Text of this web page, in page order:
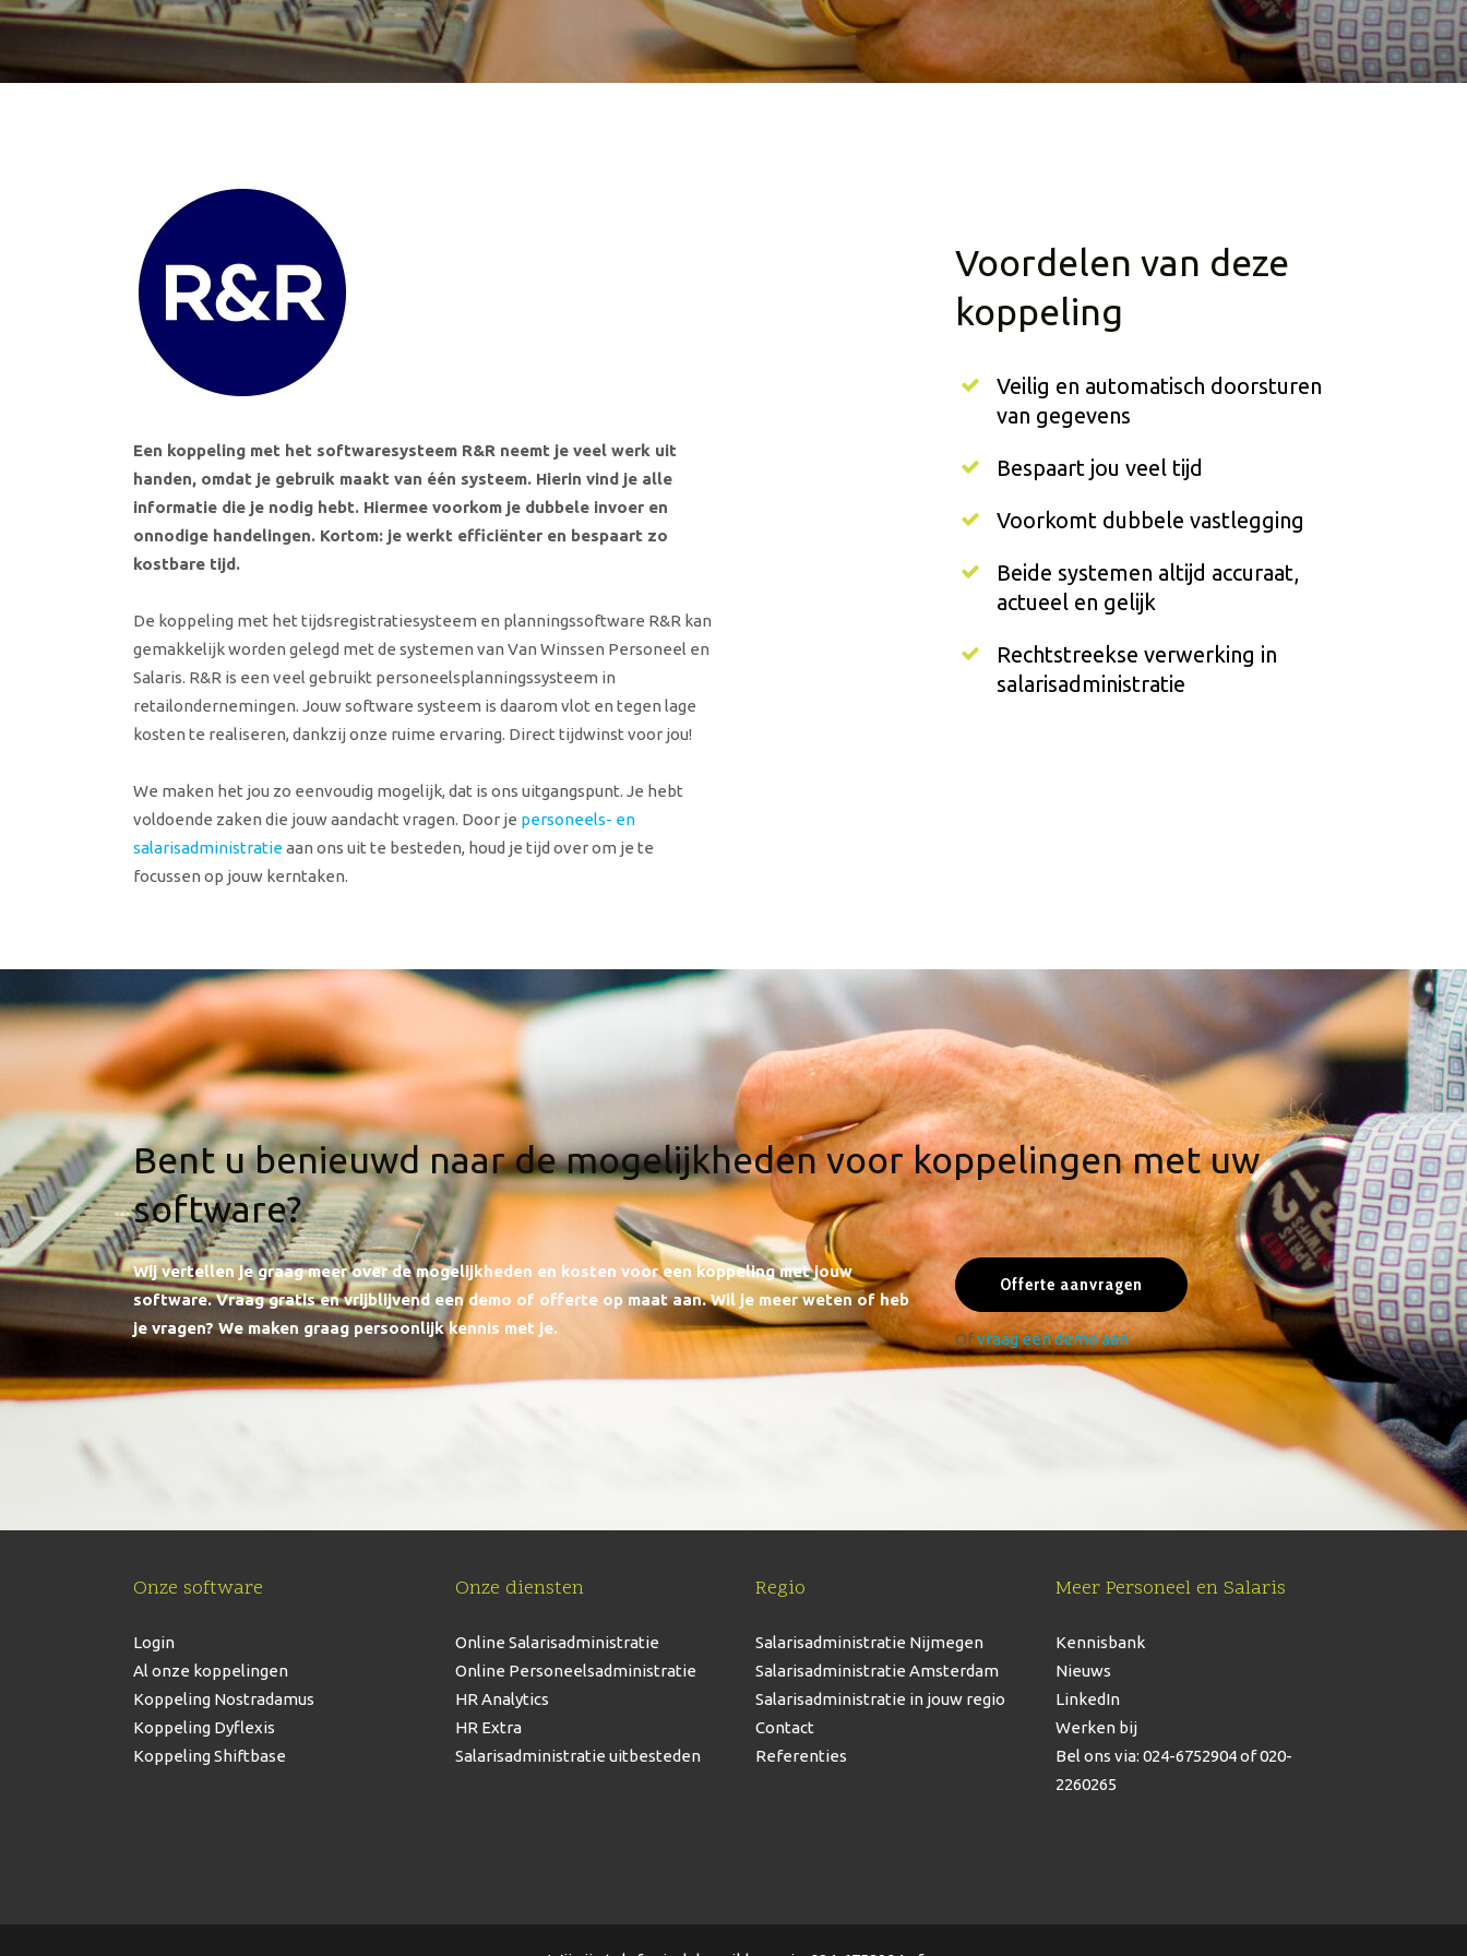
Een koppeling met het softwaresysteem R&R neemt je veel werk uit
handen, omdat je gebruik maakt van één systeem. Hierin vind je alle
informatie die je nodig hebt. Hiermee voorkom je dubbele invoer en
onnodige handelingen. Kortom: je werkt efficiënter en bespaart zo
kostbare tijd.
De koppeling met het tijdsregistratiesysteem en planningssoftware R&R kan
gemakkelijk worden gelegd met de systemen van Van Winssen Personeel en
Salaris. R&R is een veel gebruikt personeelsplanningssysteem in
retailondernemingen. Jouw software systeem is daarom vlot en tegen lage
kosten te realiseren, dankzij onze ruime ervaring. Direct tijdwinst voor jou!
We maken het jou zo eenvoudig mogelijk, dat is ons uitgangspunt. Je hebt
voldoende zaken die jouw aandacht vragen. Door je personeels- en
salarisadministratieaan ons uit te besteden, houd je tijd over om je te
focussen op jouw kerntaken.
Voordelen van deze
koppeling
Veilig en automatisch doorsturen
van gegevens
Bespaart jou veel tijd
Voorkomt dubbele vastlegging
Beide systemen altijd accuraat,
actueel en gelijk
Rechtstreekse verwerking in
salarisadministratie
Bent u benieuwd naar de mogelijkheden voor koppelingen met uw
software?
Wij vertellen je graag meer over de mogelijkheden en kosten voor een koppeling met jouw
software.Vraag gratis en vrijblijvend een demo of offerte op maat aan. Wil je meer weten of heb
je vragen? We maken graag persoonlijk kennis met je.
Offerte aanvragen
Ofvraag een demo aan
Onze software
Login
Al onze koppelingen
Koppeling Nostradamus
Koppeling Dyflexis
Koppeling Shiftbase
Onze diensten
Online Salarisadministratie
Online Personeelsadministratie
HR Analytics
HR Extra
Salarisadministratie uitbesteden
Regio
Salarisadministratie Nijmegen
Salarisadministratie Amsterdam
Salarisadministratie in jouw regio
Contact
Referenties
Meer Personeel en Salaris
Kennisbank
Nieuws
LinkedIn
Werken bij
Bel ons via: 024-6752904of 020-
2260265